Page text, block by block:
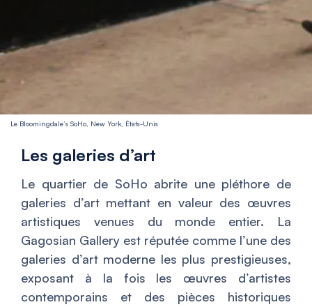
Le Bloomingdale’s SoHo, New York, États-Unis
Les galeries d’art
Le quartier de SoHo abrite une pléthore de
galeries d’art mettant en valeur des œuvres
artistiques venues du monde entier. La
Gagosian Gallery est réputée comme l’une des
galeries d’art moderne les plus prestigieuses,
exposant à la fois les œuvres d’artistes
contemporains et des pièces historiques